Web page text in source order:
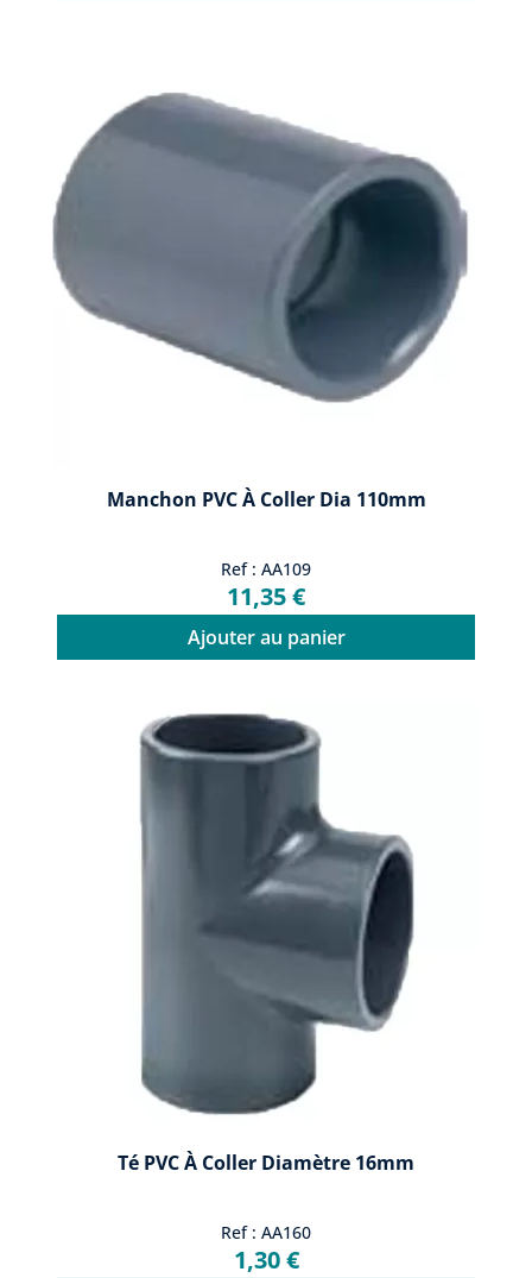
Manchon PVC À Coller Dia 110mm
Ref : AA109
11,35 €
Ajouter au panier
Té PVC À Coller Diamètre 16mm
Ref : AA160
1,30 €